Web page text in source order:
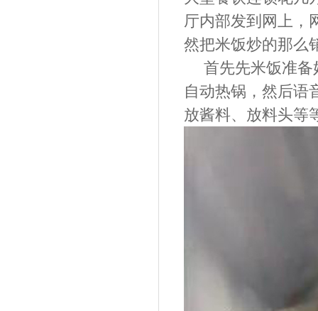
厅内部发到网上，
然把米饭炒的那么
首先先米饭准
自动热锅，然后语
放酱料、放料头等